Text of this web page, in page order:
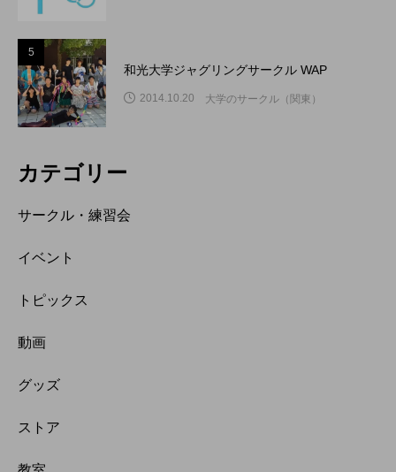
5
和光大学ジャグリングサークル WAP
2014.10.20 大学のサークル（関東）
カテゴリー
サークル・練習会
イベント
トピックス
動画
グッズ
ストア